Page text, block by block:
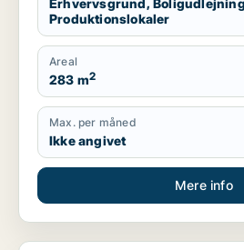
Erhvervsgrund,
Produktionslokaler
Areal
283 m2
Max. per måned
Ikke angivet
Mere info